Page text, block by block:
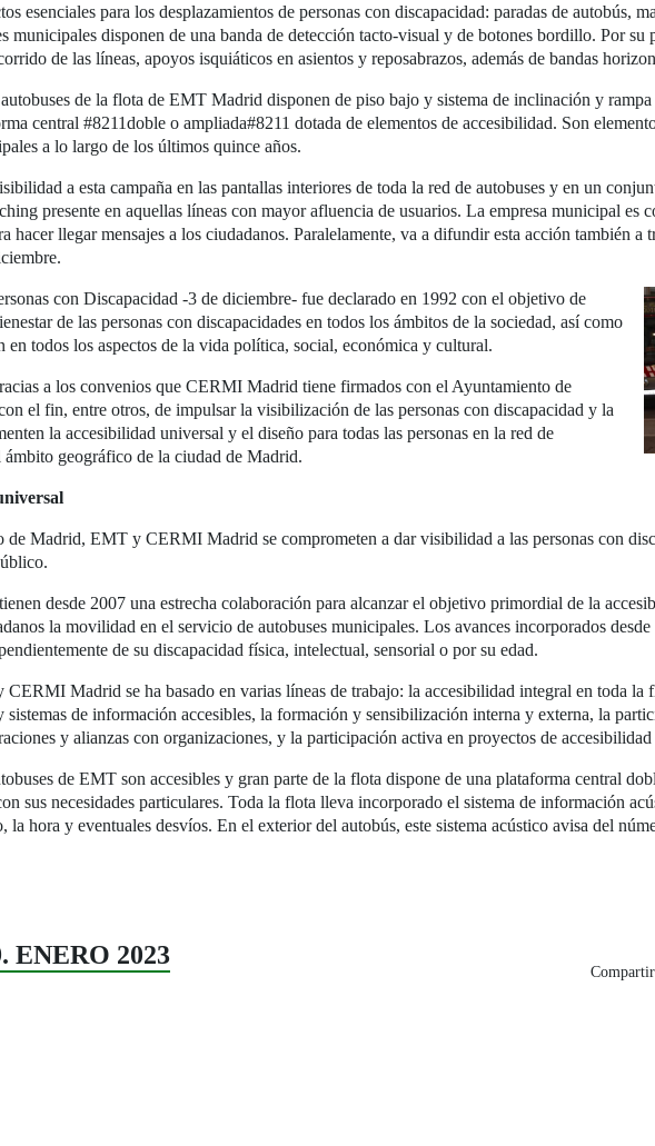
esenciales para los desplazamientos de personas con discapacidad: paradas de autobús,
municipales disponen de una banda de detección tacto-visual y de botones bordillo. Por
de las líneas, apoyos isquiáticos en asientos y reposabrazos, además de bandas
de la flota de EMT Madrid disponen de piso bajo y sistema de inclinación y
central #8211doble o ampliada#8211 dotada de elementos de accesibilidad. Son
a lo largo de los últimos quince años.
a esta campaña en las pantallas interiores de toda la red de autobuses y en un
presente en aquellas líneas con mayor afluencia de usuarios. La empresa municipal es
hacer llegar mensajes a los ciudadanos. Paralelamente, va a difundir esta acción también a
con Discapacidad -3 de diciembre- fue declarado en 1992 con el objetivo de
de las personas con discapacidades en todos los ámbitos de la sociedad, así como
en todos los aspectos de la vida política, social, económica y cultural.
a los convenios que CERMI Madrid tiene firmados con el Ayuntamiento de
el fin, entre otros, de impulsar la visibilización de las personas con discapacidad y la
la accesibilidad universal y el diseño para todas las personas en la red de
geográfico de la ciudad de Madrid.
de Madrid, EMT y CERMI Madrid se comprometen a dar visibilidad a las personas con
desde 2007 una estrecha colaboración para alcanzar el objetivo primordial de la
la movilidad en el servicio de autobuses municipales. Los avances incorporados
de su discapacidad física, intelectual, sensorial o por su edad.
Madrid se ha basado en varias líneas de trabajo: la accesibilidad integral en toda la
de información accesibles, la formación y sensibilización interna y externa, la
y alianzas con organizaciones, y la participación activa en proyectos de
de EMT son accesibles y gran parte de la flota dispone de una plataforma central
sus necesidades particulares. Toda la flota lleva incorporado el sistema de información
la hora y eventuales desvíos. En el exterior del autobús, este sistema acústico avisa del
ENERO 2023